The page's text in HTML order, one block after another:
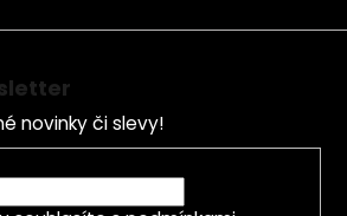
novinky či slevy!